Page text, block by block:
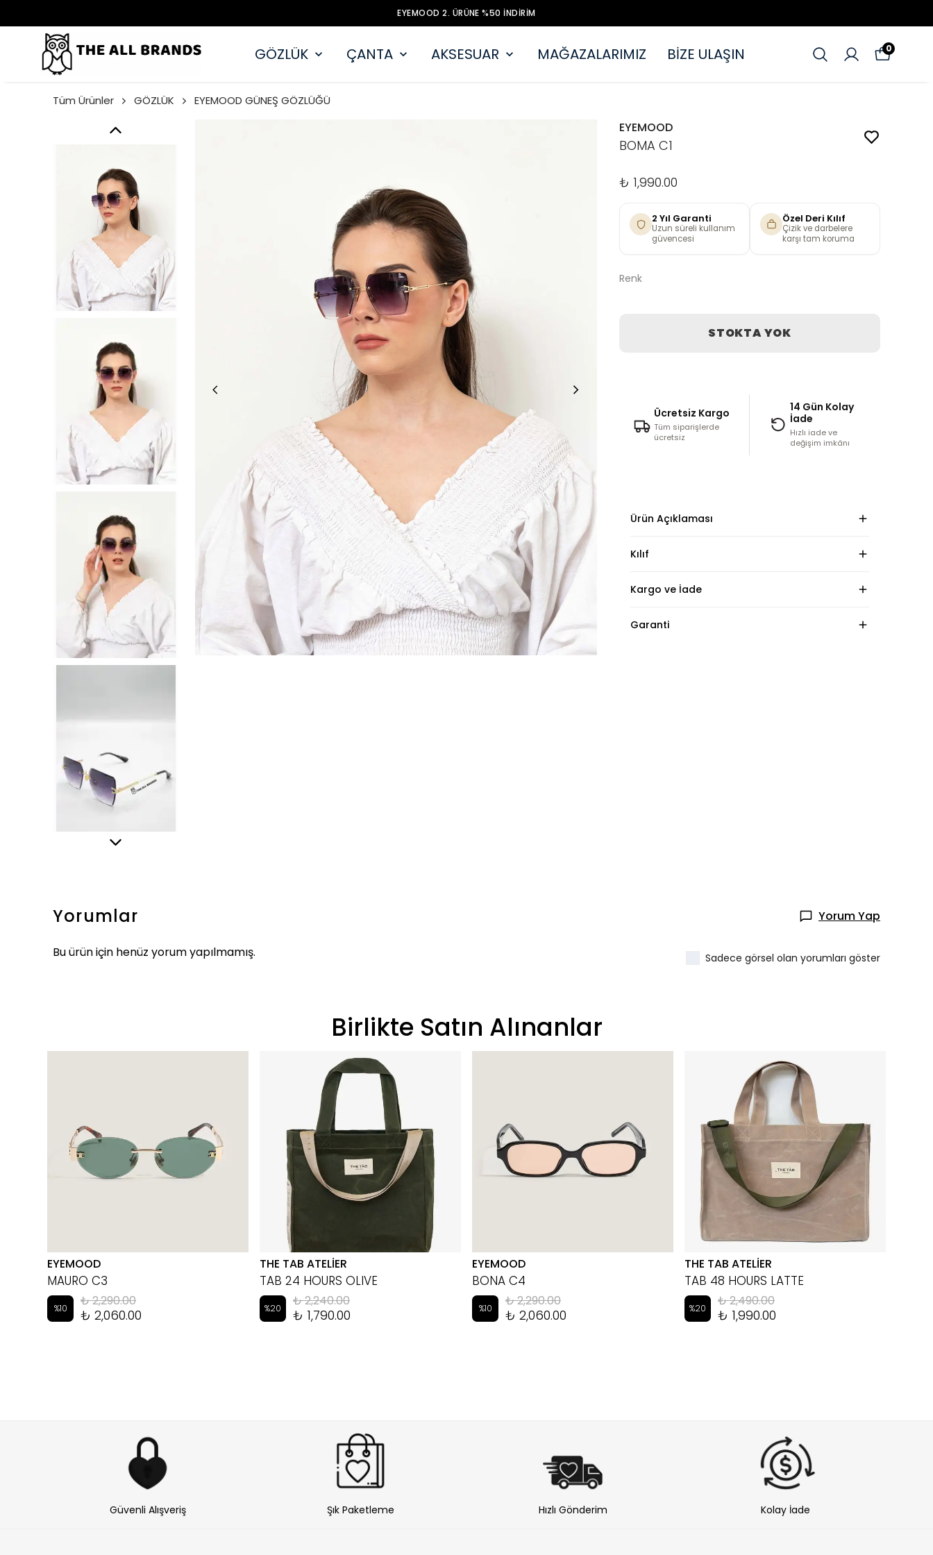
EYEMOOD 2. ÜRÜNE %50 İNDİRİM
GÖZLÜK ÇANTA AKSESUAR MAĞAZALARIMIZ BİZE ULAŞIN 0
Tüm Ürünler GÖZLÜK EYEMOOD GÜNEŞ GÖZLÜĞÜ
EYEMOOD
BOMA C1
₺ 1,990.00
2 Yıl Garanti
Uzun süreli kullanım
güvencesi
Özel Deri Kılıf
Çizik ve darbelere
karşı tam koruma
Renk
STOKTA YOK
Ücretsiz Kargo
Tüm siparişlerde
ücretsiz
14 Gün Kolay
İade
Hızlı iade ve
değişim imkânı
Ürün Açıklaması
Kılıf
Kargo ve İade
Garanti
Yorumlar Yorum Yap
Bu ürün için henüz yorum yapılmamış. Sadece görsel olan yorumları göster
Birlikte Satın Alınanlar
EYEMOOD
MAURO C3
%10 ₺ 2,290.00
₺ 2,060.00
THE TAB ATELİER
TAB 24 HOURS OLIVE
%20 ₺ 2,240.00
₺ 1,790.00
EYEMOOD
BONA C4
%10 ₺ 2,290.00
₺ 2,060.00
THE TAB ATELİER
TAB 48 HOURS LATTE
%20 ₺ 2,490.00
₺ 1,990.00
Güvenli Alışveriş Şık Paketleme Hızlı Gönderim Kolay İade